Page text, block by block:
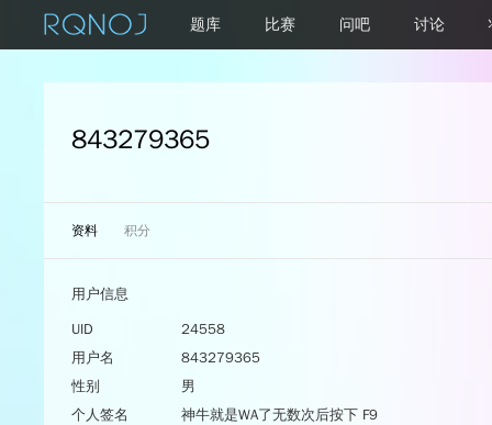
题库 比赛 问吧 讨论
843279365
资料 积分
用户信息
UID
24558
用户名
843279365
性别
男
个人签名
神牛就是WA了无数次后按下 F9